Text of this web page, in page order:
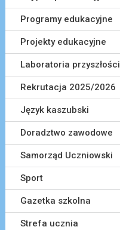
Programy edukacyjne
Projekty edukacyjne
Laboratoria przyszłości
Rekrutacja 2025/2026
Język kaszubski
Doradztwo zawodowe
Samorząd Uczniowski
Sport
Gazetka szkolna
Strefa ucznia